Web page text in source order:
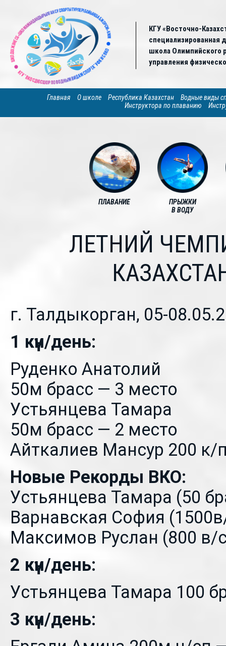
КГУ «Восточно-
специализированная
школа Олимпийского
управления
Главная О школе Республика Казахстан
Водные виды
Инструктора по плаванию
ПЛАВАНИЕ
ПРЫЖКИ
В ВОДУ
ЛЕТНИЙ
г. Талдыкорган, 05-
1 күн/день:
Руденко Анатолий
50м брасс — 3 место
Устьянцева Тамара
50м брасс — 2 место
Айткалиев Мансур 200 к/
Новые Рекорды ВКО:
Устьянцева Тамара (50
Варнавская София
Максимов Руслан (800 в/
2 күн/день:
Устьянцева Тамара 100
3 күн/день: